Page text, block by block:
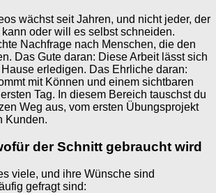
wächst seit Jahren, und nicht jeder, der
oder will es selbst schneiden.
Nachfrage nach Menschen, die den
Das Gute daran: Diese Arbeit lässt sich
erledigen. Das Ehrliche daran:
mit Können und einem sichtbaren
Tag. In diesem Bereich tauschst du
Weg aus, vom ersten Übungsprojekt
Kunden.
der Schnitt gebraucht wird
viele, und ihre Wünsche sind
gefragt sind: